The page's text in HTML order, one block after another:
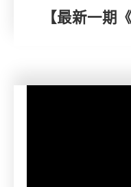
【最新一期